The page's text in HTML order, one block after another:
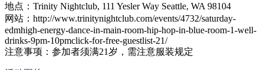
地点：Trinity Nightclub, 111 Yesler Way Seattle, WA 98104
网站：http://www.trinitynightclub.com/events/4732/saturday-
edmhigh-energy-dance-in-main-room-hip-hop-in-blue-room-1-well-
drinks-9pm-10pmclick-for-free-guestlist-21/
注意事项：参加者须满21岁，需注意服装规定